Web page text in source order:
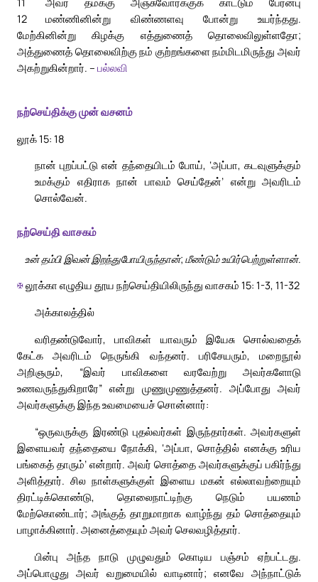
மண்ணினின்று விண்ணளவு போன்று உயர்ந்தது.
12
மேற்கினின்று கிழக்கு எத்துணைத் தொலைவிலுள்ளதோ;
அத்துணைத் தொலைவிற்கு நம் குற்றங்களை நம்மிடமிருந்து அவர்
அகற்றுகின்றார். – பல்லவி
நற்செய்திக்கு முன் வசனம்
லூக் 15: 18
நான் புறப்பட்டு என் தந்தையிடம் போய், ‘அப்பா, கடவுளுக்கும்
உமக்கும் எதிராக நான் பாவம் செய்தேன்’ என்று அவரிடம்
சொல்வேன்.
நற்செய்தி வாசகம்
உன் தம்பி இவன் இறந்துபோயிருந்தான்; மீண்டும் உயிர்பெற்றுள்ளான்.
✠லூக்கா எழுதிய தூய நற்செய்தியிலிருந்து வாசகம் 15: 1-3, 11-32
அக்காலத்தில்
வரிதண்டுவோர், பாவிகள் யாவரும் இயேசு சொல்வதைக்
கேட்க அவரிடம் நெருங்கி வந்தனர். பரிசேயரும், மறைநூல்
அறிஞரும், “இவர் பாவிகளை வரவேற்று அவர்களோடு
உணவருந்துகிறாரே” என்று முணுமுணுத்தனர். அப்போது அவர்
அவர்களுக்கு இந்த உவமையைச் சொன்னார்:
“ஒருவருக்கு இரண்டு புதல்வர்கள் இருந்தார்கள். அவர்களுள்
இளையவர் தந்தையை நோக்கி, ‘அப்பா, சொத்தில் எனக்கு உரிய
பங்கைத் தாரும்’ என்றார். அவர் சொத்தை அவர்களுக்குப் பகிர்ந்து
அளித்தார். சில நாள்களுக்குள் இளைய மகன் எல்லாவற்றையும்
திரட்டிக்கொண்டு, தொலைநாட்டிற்கு நெடும் பயணம்
மேற்கொண்டார்; அங்குத் தாறுமாறாக வாழ்ந்து தம் சொத்தையும்
பாழாக்கினார். அனைத்தையும் அவர் செலவழித்தார்.
பின்பு அந்த நாடு முழுவதும் கொடிய பஞ்சம் ஏற்பட்டது.
அப்பொழுது அவர் வறுமையில் வாடினார்; எனவே அந்நாட்டுக்